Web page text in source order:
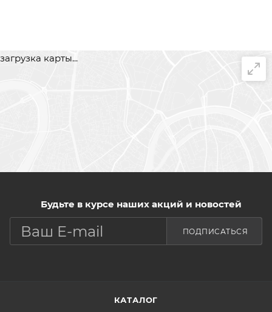
загрузка карты...
Будьте в курсе наших акций и новостей
ПОДПИСАТЬСЯ
КАТАЛОГ